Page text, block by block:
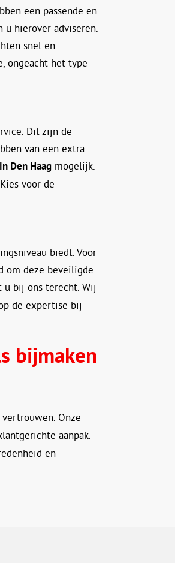
een passende en
u hierover adviseren.
snel en
ongeacht het type
Dit zijn de
van een extra
Den Haag mogelijk.
voor de
biedt. Voor
om deze beveiligde
u bij ons terecht. Wij
de expertise bij
bijmaken
Onze
aanpak.
en